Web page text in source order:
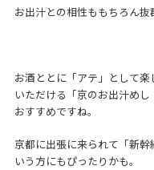
お出汁との相性ももちろん抜
お酒ととに「アテ」として
いただける「京のお出汁め
おすすめですね。
京都に出張に来られて「新
いう方にもぴったりかも。